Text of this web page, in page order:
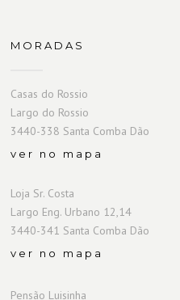
MORADAS
Casas do Rossio
Largo do Rossio
3440-338 Santa Comba Dão
ver no mapa
Loja Sr. Costa
Largo Eng. Urbano 12,14
3440-341 Santa Comba Dão
ver no mapa
Pensão Luisinha